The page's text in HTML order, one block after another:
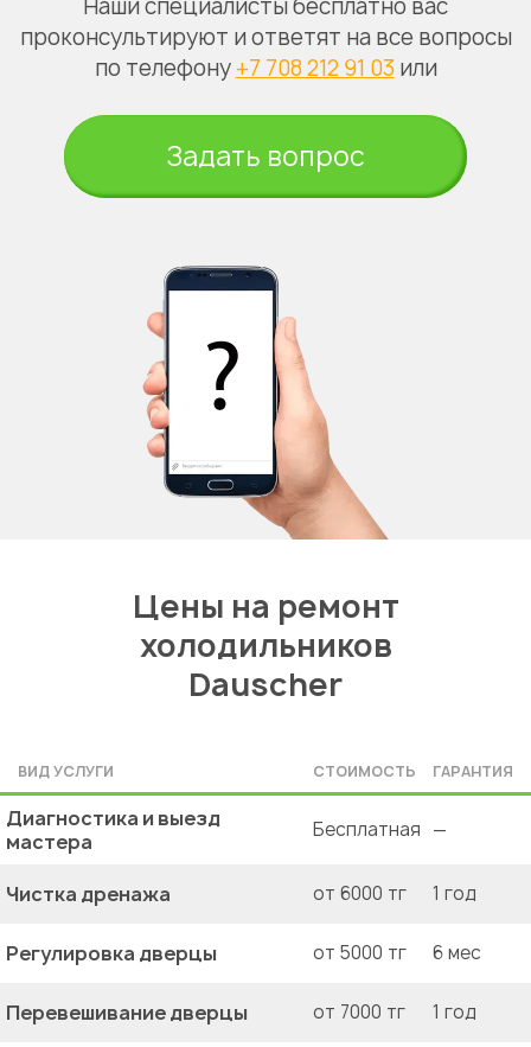
Наши специалисты бесплатно вас
проконсультируют и ответят на все вопросы
по телефону +7 708 212 91 03 или
Задать вопрос
Цены на ремонт
холодильников
Dauscher
ВИД УСЛУГИ СТОИМОСТЬ ГАРАНТИЯ
Диагностика и выезд
мастера
Бесплатная —
Чистка дренажа от 6000 тг 1 год
Регулировка дверцы от 5000 тг 6 мес
Перевешивание дверцы от 7000 тг 1 год